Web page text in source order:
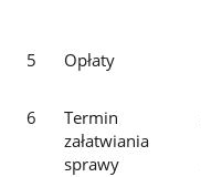
5 Opłaty
6
Termin
załatwiania
sprawy